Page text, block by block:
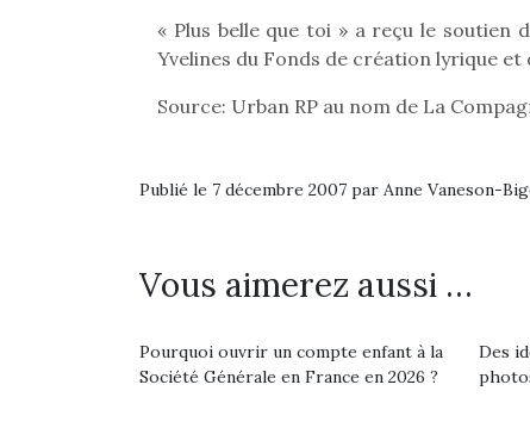
« Plus belle que toi » a reçu le soutien
Yvelines du Fonds de création lyrique et
Source: Urban RP au nom de La
Publié le 7 décembre 2007 par Anne Vaneson-
Vous aimerez aussi …
Pourquoi ouvrir un compte enfant à la
Société Générale en France en 2026 ?
Des